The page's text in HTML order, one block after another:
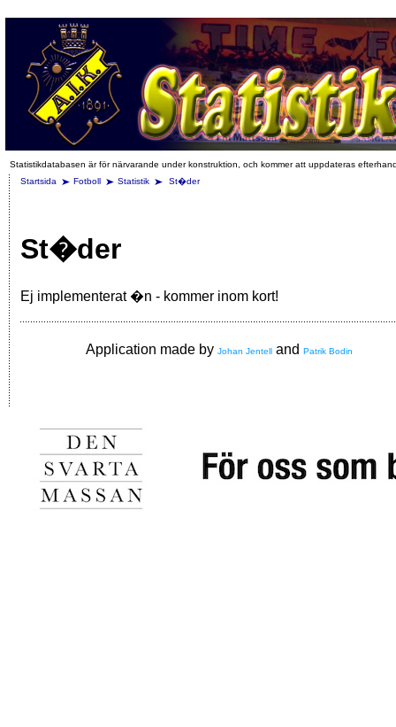
Statistikdatabasen är för närvarande under konstruktion, och kommer att uppdateras
Startsida
Fotboll Statistik St�der
St�der
Ej implementerat �n - kommer inom kort!
Application made by Johan Jentell and Patrik Bodin